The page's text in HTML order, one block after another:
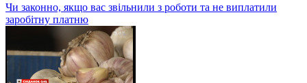
Чи законно, якщо вас звільнили з роботи та не виплатили
заробітну платню